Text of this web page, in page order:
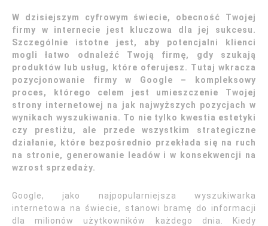
W dzisiejszym cyfrowym świecie, obecność Twojej
firmy w internecie jest kluczowa dla jej sukcesu.
Szczególnie istotne jest, aby potencjalni klienci
mogli łatwo odnaleźć Twoją firmę, gdy szukają
produktów lub usług, które oferujesz. Tutaj wkracza
pozycjonowanie firmy w Google – kompleksowy
proces, którego celem jest umieszczenie Twojej
strony internetowej na jak najwyższych pozycjach w
wynikach wyszukiwania. To nie tylko kwestia estetyki
czy prestiżu, ale przede wszystkim strategiczne
działanie, które bezpośrednio przekłada się na ruch
na stronie, generowanie leadów i w konsekwencji na
wzrost sprzedaży.
Google, jako najpopularniejsza wyszukiwarka
internetowa na świecie, stanowi bramę do informacji
dla milionów użytkowników każdego dnia. Kiedy